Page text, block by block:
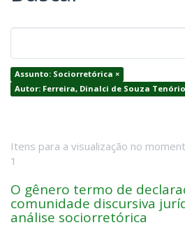
Assunto: Sociorretórica ×
Autor: Ferreira, Dinalci de Souza
Itens para a visualização no
1
O gênero termo de
comunidade discursiva
análise sociorretórica